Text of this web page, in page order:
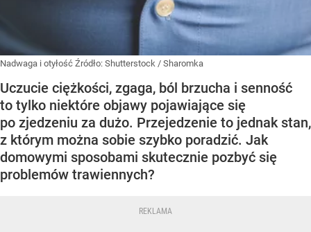
Nadwaga i otyłość Źródło: Shutterstock / Sharomka
Uczucie ciężkości, zgaga, ból brzucha i senność
to tylko niektóre objawy pojawiające się
po zjedzeniu za dużo. Przejedzenie to jednak stan,
z którym można sobie szybko poradzić. Jak
domowymi sposobami skutecznie pozbyć się
problemów trawiennych?